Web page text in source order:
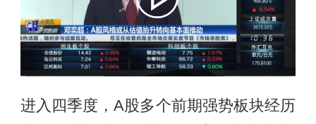
进入四季度，A股多个前期强势板块经历